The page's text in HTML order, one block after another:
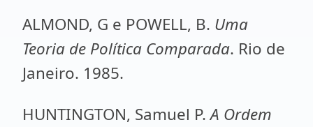
ALMOND, G e POWELL, B. Uma
Teoria de Política Comparada. Rio de
Janeiro. 1985.
HUNTINGTON, Samuel P.A Ordem